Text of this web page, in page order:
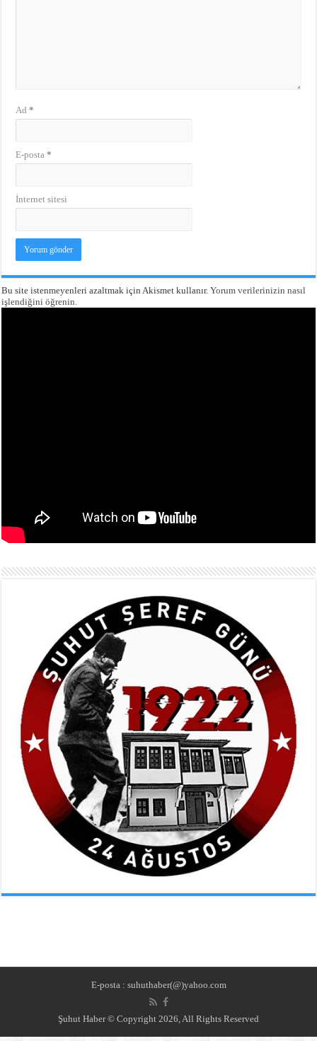
Ad*
E-posta*
İnternet sitesi
Bu site istenmeyenleri azaltmak için Akismet kullanır.Yorum verilerinizin nasıl
işlendiğini öğrenin.
E-posta : suhuthaber(@)yahoo.com
Şuhut Haber © Copyright 2026, All Rights Reserved